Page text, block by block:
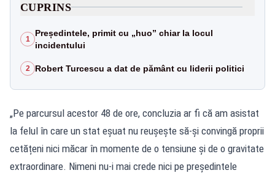
CUPRINS
1
Președintele, primit cu „huo” chiar la locul
incidentului
2 Robert Turcescu a dat de pământ cu liderii politici
„Pe parcursul acestor 48 de ore, concluzia ar fi că am asistat
la felul în care un stat eșuat nu reușește să-și convingă proprii
cetățeni nici măcar în momente de o tensiune și de o gravitate
extraordinare. Nimeni nu-i mai crede nici pe președintele